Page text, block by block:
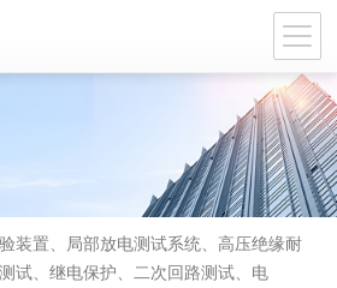
装置、局部放电测试系统、高压绝缘耐
试、继电保护、二次回路测试、电